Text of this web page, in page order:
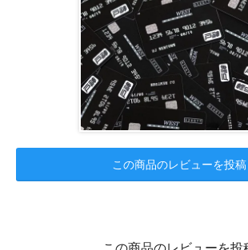
この商品のレビューを投稿